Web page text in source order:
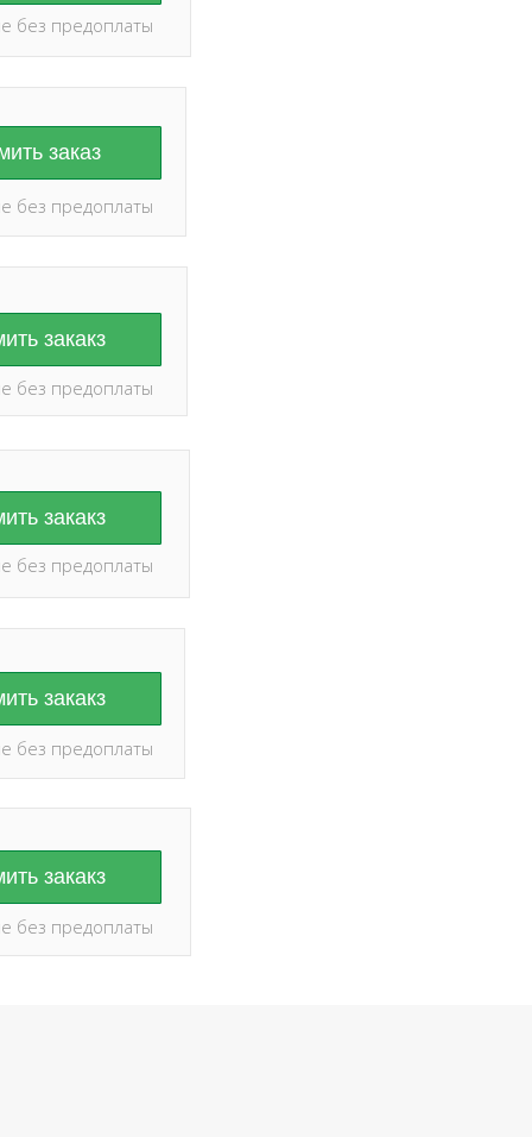
заказ
закакз
закакз
закакз
без предоплаты
без предоплаты
закакз
без предоплаты
без предоплаты
без предоплаты
без предоплаты